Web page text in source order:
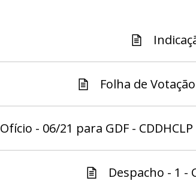
Folha de
Ofício - 06/21 para GDF - CDDHCLP
Despacho - 1 -